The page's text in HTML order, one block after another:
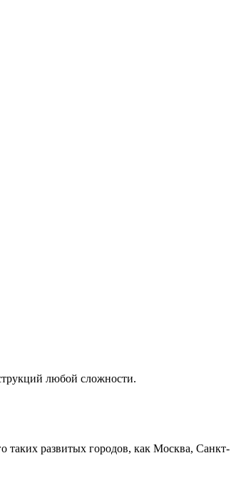
любой сложности.
таких развитых городов, как Москва, Санкт-